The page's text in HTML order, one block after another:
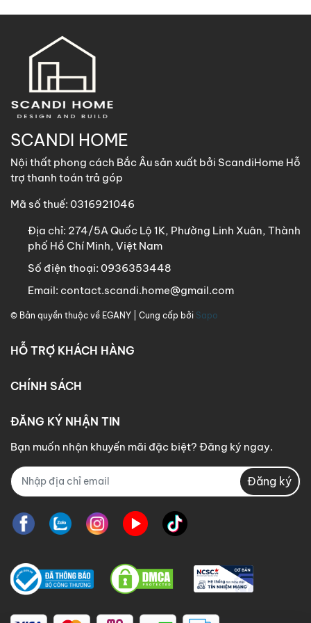
ScandiHomehỗ trợ vận chuyển
thước dưới 1m8 với chi phí vận chuyển khách hàng chịu
trách nhiệm toàn bộ qua các phương thức: Gửi nhà xe,
GHN, Viettel Post, Nhất Tín,…
khách hàng vui lòng nhắn tin cho ScandiHome để được hỗ
trợ nếu cần thiết.
SCANDI HOME
Nội thất phong cách Bắc Âu sản xuất bởi ScandiHome Hỗ
trợ thanh toán trả góp
Mã số thuế: 0316921046
Địa chỉ: 274/5A Quốc Lộ 1K, Phường Linh Xuân, Thành
phố Hồ Chí Minh, Việt Nam
Số điện thoại: 0936353448
Email: contact.scandi.home@gmail.com
© Bản quyền thuộc về EGANY | Cung cấp bởi Sapo
HỖ TRỢ KHÁCH HÀNG
CHÍNH SÁCH
ĐĂNG KÝ NHẬN TIN
Bạn muốn nhận khuyến mãi đặc biệt? Đăng ký ngay.
Đăng ký